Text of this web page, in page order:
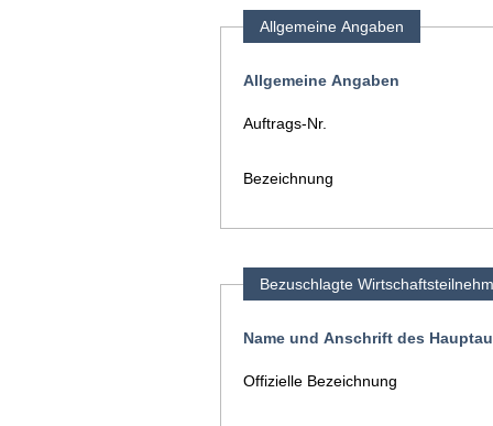
Allgemeine Angaben
Allgemeine Angaben
Auftrags-Nr.
Bezeichnung
Bezuschlagte
Name und Anschrift des
Offizielle Bezeichnung